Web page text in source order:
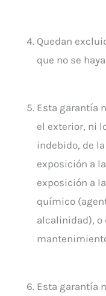
Quedan
que no se
Esta garantía
el exterior, ni
indebido, de
exposición a
exposición a
químico
alcalinidad), o
Esta garantía